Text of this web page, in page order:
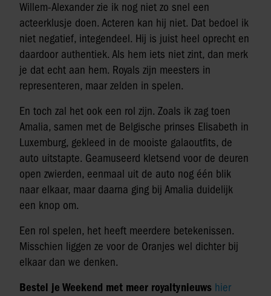
Willem-Alexander zie ik nog niet zo snel een
acteerklusje doen. Acteren kan hij niet. Dat bedoel ik
niet negatief, integendeel. Hij is juist heel oprecht en
daardoor authentiek. Als hem iets niet zint, dan merk
je dat echt aan hem. Royals zijn meesters in
representeren, maar zelden in spelen.
En toch zal het ook een rol zijn. Zoals ik zag toen
Amalia, samen met de Belgische prinses Elisabeth in
Luxemburg, gekleed in de mooiste galaoutfits, de
auto uitstapte. Geamuseerd kletsend voor de deuren
open zwierden, eenmaal uit de auto nog één blik
naar elkaar, maar daarna ging bij Amalia duidelijk
een knop om.
Een rol spelen, het heeft meerdere betekenissen.
Misschien liggen ze voor de Oranjes wel dichter bij
elkaar dan we denken.
Bestel je Weekend met meer royaltynieuws hier